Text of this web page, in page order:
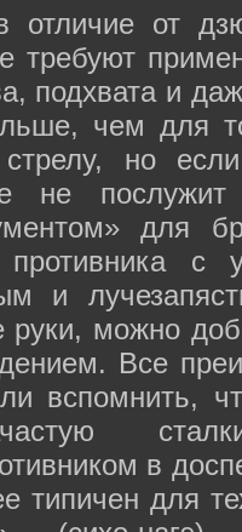
отличие от
требуют
подхвата и
чем для
но
не
для
противника с
и
руки, можно
Все
вспомнить,
в
типичен для